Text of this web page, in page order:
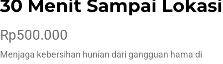
30 Menit Sampai Lokasi
Rp500.000
Menjaga kebersihan hunian dari gangguan hama di